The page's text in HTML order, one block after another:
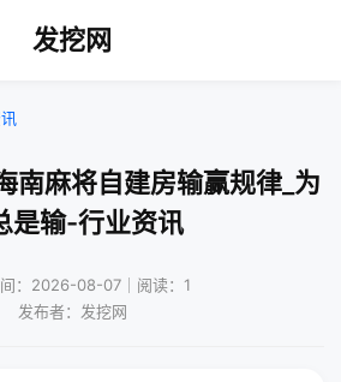
发挖网
南麻将自建房输赢规律_为
是输-行业资讯
：2026-08-07｜阅读：1
发布者：发挖网